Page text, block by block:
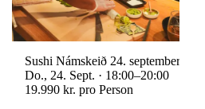
Sushi Námskeið 24. september
Do., 24. Sept. · 18:00–20:00
19.990 kr. pro Person